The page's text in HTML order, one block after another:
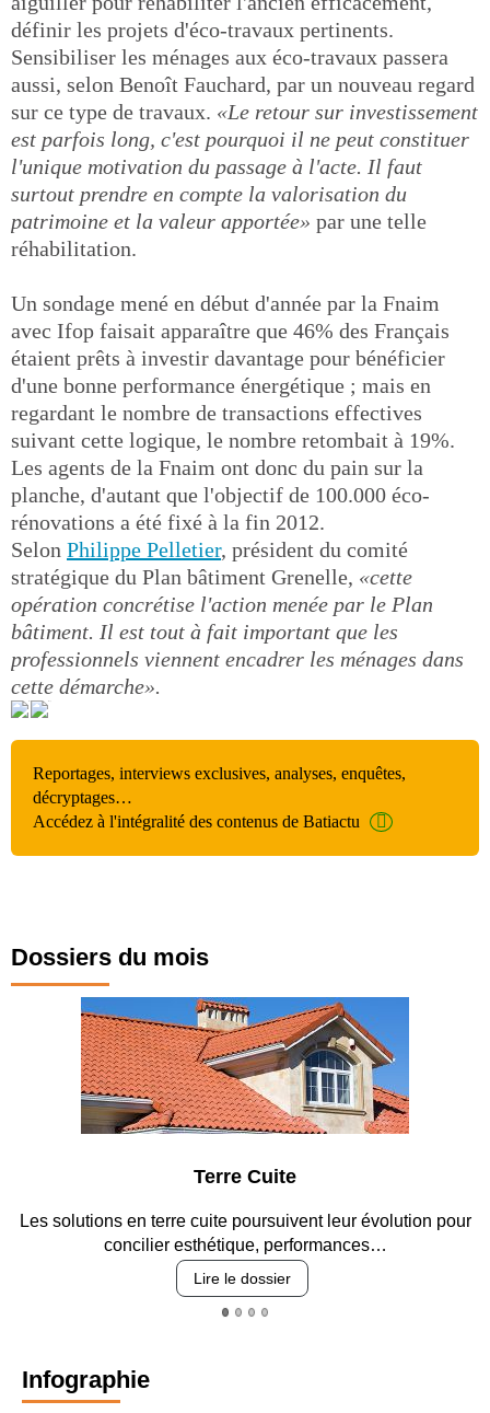
définir les projets d'éco-travaux pertinents.
Sensibiliser les ménages aux éco-travaux passera
aussi, selon Benoît Fauchard, par un nouveau regard
sur ce type de travaux. «Le retour sur investissement
est parfois long, c'est pourquoi il ne peut constituer
l'unique motivation du passage à l'acte. Il faut
surtout prendre en compte la valorisation du
patrimoine et la valeur apportée» par une telle
réhabilitation.
Un sondage mené en début d'année par la Fnaim
avec Ifop faisait apparaître que 46% des Français
étaient prêts à investir davantage pour bénéficier
d'une bonne performance énergétique ; mais en
regardant le nombre de transactions effectives
suivant cette logique, le nombre retombait à 19%.
Les agents de la Fnaim ont donc du pain sur la
planche, d'autant que l'objectif de 100.000 éco-
rénovations a été fixé à la fin 2012.
Selon Philippe Pelletier, président du comité
stratégique du Plan bâtiment Grenelle, «cette
opération concrétise l'action menée par le Plan
bâtiment. Il est tout à fait important que les
professionnels viennent encadrer les ménages dans
cette démarche».
Reportages, interviews exclusives, analyses, enquêtes,
décryptages…
Accédez à l'intégralité des contenus de Batiactu
Dossiers du mois
leur évolution pour
Entre circulation, sécurisation
Infographie